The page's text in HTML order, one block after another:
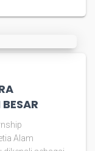
Alam